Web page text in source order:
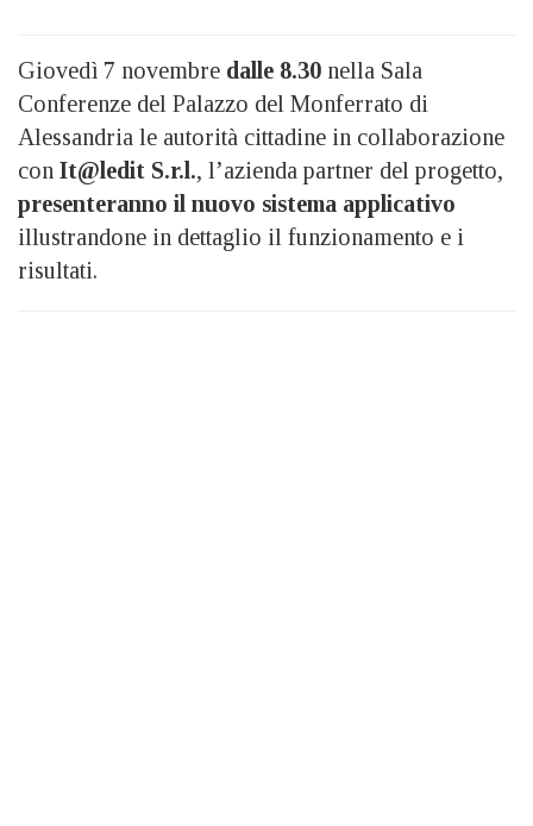
Giovedì 7 novembre dalle 8.30 nella Sala
Conferenze del Palazzo del Monferrato di
Alessandria le autorità cittadine in collaborazione
con It@ledit S.r.l., l’azienda partner del progetto,
presenteranno il nuovo sistema applicativo
illustrandone in dettaglio il funzionamento e i
risultati.